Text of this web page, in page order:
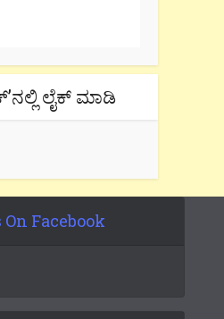
ಲೈಕ್ ಮಾಡಿ
Facebook